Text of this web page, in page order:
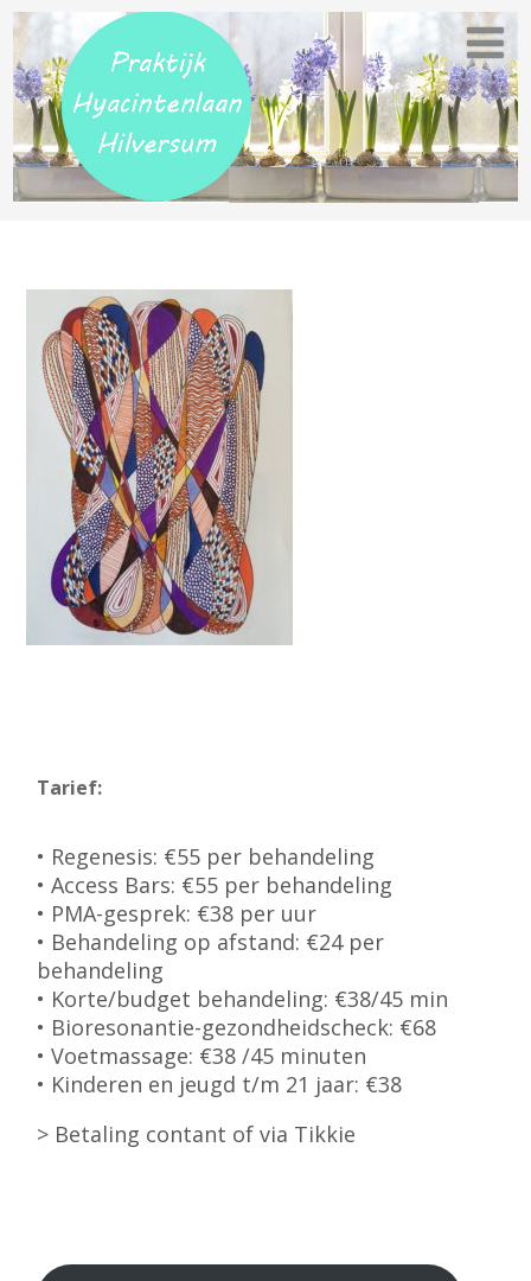
Tarief:
• Regenesis: €55 per behandeling
• Access Bars: €55 per behandeling
• PMA-gesprek: €38 per uur
• Behandeling op afstand: €24 per
behandeling
• Korte/budget behandeling: €38/45 min
• Bioresonantie-gezondheidscheck: €68
• Voetmassage: €38 /45 minuten
• Kinderen en jeugd t/m 21 jaar: €38
> Betaling contant of via Tikkie